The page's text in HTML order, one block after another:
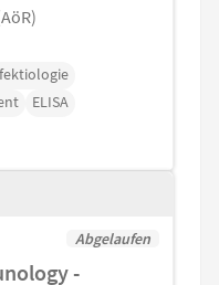
ELISA
Abgelaufen
-